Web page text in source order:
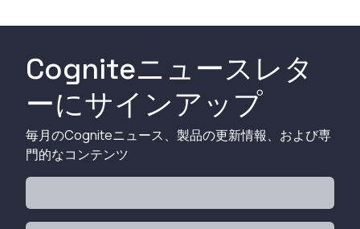
Cogniteニュースレタ
ーにサインアップ
毎月のCogniteニュース、製品の更新情報、および専
門的なコンテンツ